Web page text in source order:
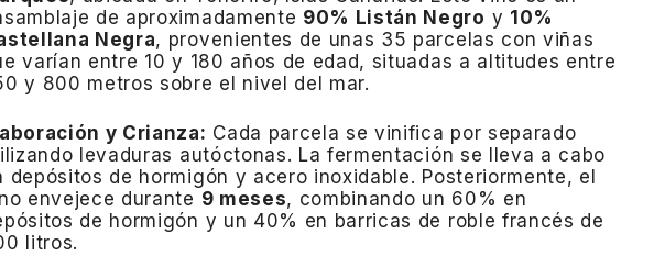
de aproximadamente 90% Listán Negro y 10%
Negra, provenientes de unas 35 parcelas con viñas
varían entre 10 y 180 años de edad, situadas a altitudes entre
y 800 metros sobre el nivel del mar.
y Crianza: Cada parcela se vinifica por separado
levaduras autóctonas. La fermentación se lleva a cabo
depósitos de hormigón y acero inoxidable. Posteriormente, el
envejece durante 9 meses, combinando un 60% en
de hormigón y un 40% en barricas de roble francés de
litros.